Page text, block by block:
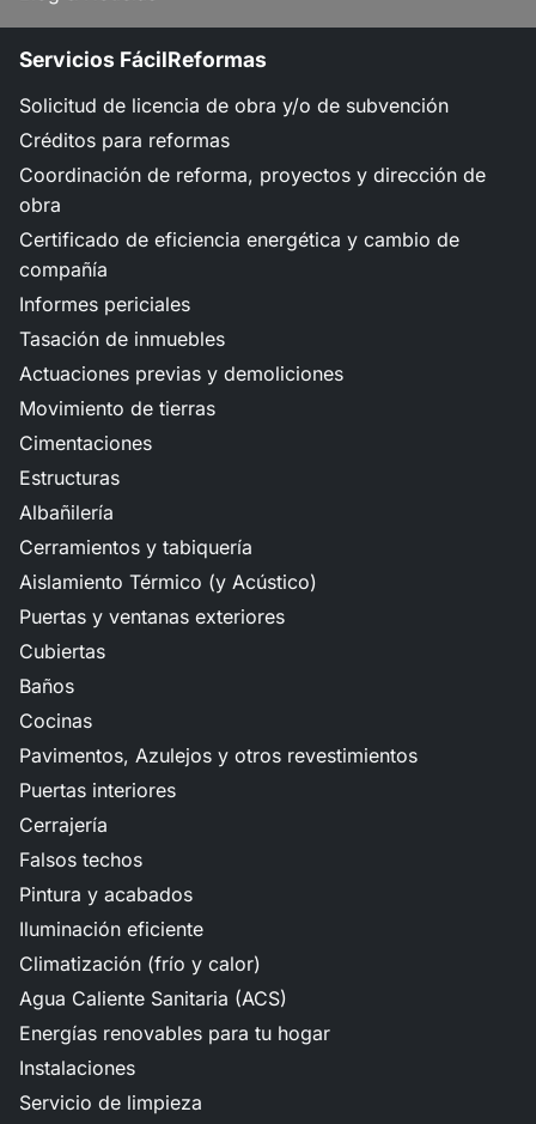
Servicios FácilReformas
Solicitud de licencia de obra y/o de subvención
Créditos para reformas
Coordinación de reforma, proyectos y dirección de
obra
Certificado de eficiencia energética y cambio de
compañía
Informes periciales
Tasación de inmuebles
Actuaciones previas y demoliciones
Movimiento de tierras
Cimentaciones
Estructuras
Albañilería
Cerramientos y tabiquería
Aislamiento Térmico (y Acústico)
Puertas y ventanas exteriores
Cubiertas
Baños
Cocinas
Pavimentos, Azulejos y otros revestimientos
Puertas interiores
Cerrajería
Falsos techos
Pintura y acabados
Iluminación eficiente
Climatización (frío y calor)
Agua Caliente Sanitaria (ACS)
Energías renovables para tu hogar
Instalaciones
Servicio de limpieza